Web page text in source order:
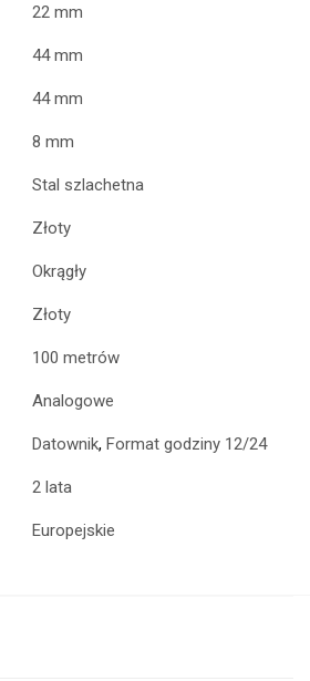
22 mm
44 mm
44 mm
8 mm
Stal szlachetna
Złoty
Okrągły
Złoty
100 metrów
Analogowe
Datownik, Format godziny 12/24
2 lata
Europejskie